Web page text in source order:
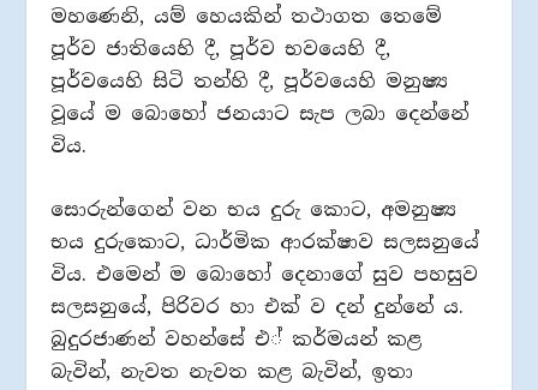
මහණෙනි, යම් හෙයකින් තථාගත තෙමේ
පූර්ව ජාතියෙහි දී, පූර්ව භවයෙහි දී,
පූර්වයෙහි සිටි තන්හි දී, පූර්වයෙහි මනුෂ්‍ය
වූයේ ම බොහෝ ජනයාට සැප ලබා දෙන්නේ
විය.
සොරුන්ගෙන් වන භය දුරු කොට, අමනුෂ්‍ය
භය දුරුකොට, ධාර්මික ආරක්ෂාව සලසනුයේ
විය. එමෙන් ම බොහෝ දෙනාගේ සුව පහසුව
සලසනුයේ, පිරිවර හා එක් ව දන් දුන්නේ ය.
බුදුරජාණන් වහන්සේ එ් කර්මයන් කළ
බැවින්, නැවත නැවත කළ බැවින්, ඉතා